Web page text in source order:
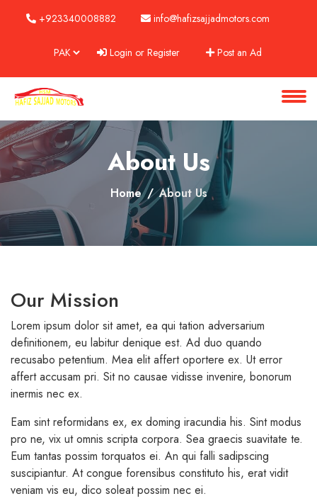
About
Services
Clients
Contact
+923340008882 info@hafizsajjadmotors.com
Login or Register Post an Ad
About Us
Home About Us
Our Mission
Lorem ipsum dolor sit amet, ea qui tation adversarium
definitionem, eu labitur denique est. Ad duo quando
recusabo petentium. Mea elit affert oportere ex. Ut error
affert accusam pri. Sit no causae vidisse invenire, bonorum
inermis nec ex.
Eam sint reformidans ex, ex doming iracundia his. Sint modus
pro ne, vix ut omnis scripta corpora. Sea graecis suavitate te.
Eum tantas possim torquatos ei. An qui falli sadipscing
suscipiantur. At congue forensibus constituto his, erat vidit
veniam vis eu, dico soleat possim nec ei.